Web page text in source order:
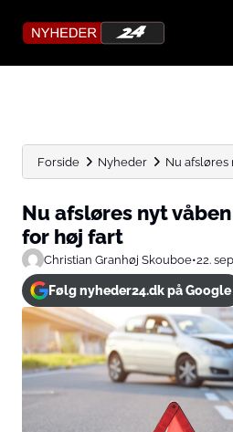
Forside Nyheder Nu afsløres
Nu afsløres nyt
for høj fart
Christian Granhøj Skouboe•22.
Følg nyheder24.dk på Google